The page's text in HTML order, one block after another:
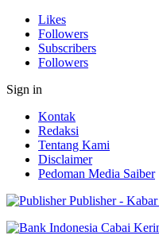
Likes
Followers
Subscribers
Followers
Sign in
Kontak
Redaksi
Tentang Kami
Disclaimer
Pedoman Media Saiber
Publisher -